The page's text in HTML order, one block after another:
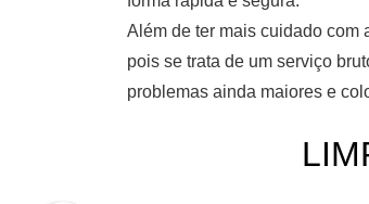
Além de ter mais cuidado com
pois se trata de um serviço
problemas ainda maiores e